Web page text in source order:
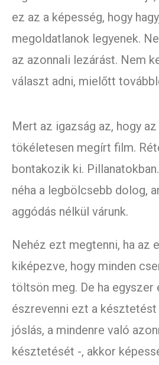
ez az a képesség, hogy
megoldatlanok legyenek.
az azonnali lezárást. Nem
választ adni, mielőtt
Mert az igazság az, hogy
tökéletesen megírt film.
bontakozik ki.
néha a legbölcsebb dolog,
aggódás nélkül várunk.
Nehéz ezt megtenni, ha az
kiképezve, hogy minden
töltsön meg. De ha egyszer
észrevenni ezt a késztetést
jóslás, a mindenre való
késztetését -, akkor